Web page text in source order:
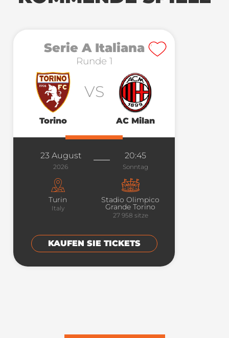
Serie A Italiana
Runde 1
Torino
VS
AC Milan
23 August
2026
20:45
Sonntag
Turin
Italy
Stadio Olimpico
Grande Torino
27 958 sitze
KAUFEN SIE TICKETS